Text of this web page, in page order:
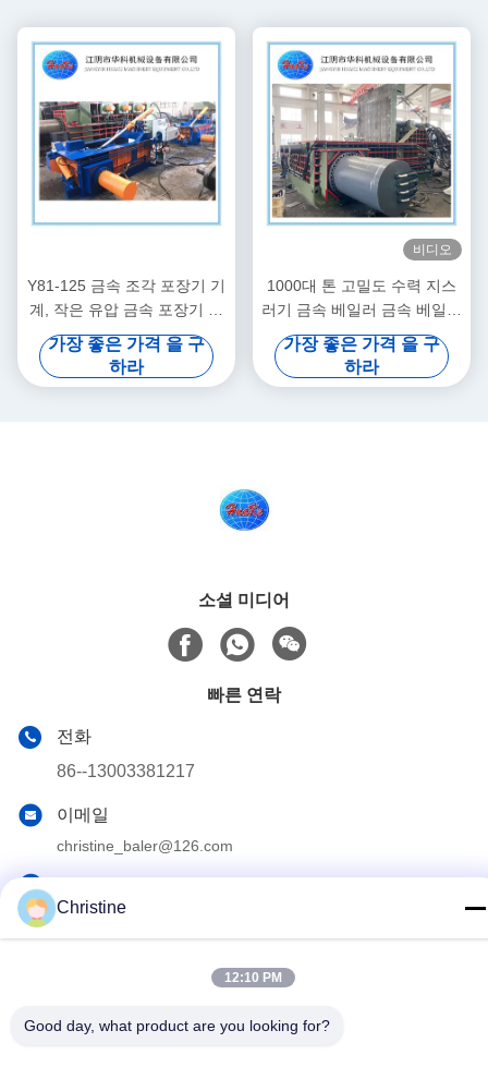
Y81-125 금속 조각 포장기 기
계, 작은 유압 금속 포장기 기
계
가장 좋은 가격 을 구
하라
비디오
1000대 톤 고밀도 수력 지스
러기 금속 베일러 금속 베일러
기계
가장 좋은 가격 을 구
하라
소셜 미디어
빠른 연락
전화
86--13003381217
이메일
christine_baler@126.com
No.53 Yungu Road,Changshou,Zhouzhuang Town,Jiangyin,
중국 좋은 품질 고철 포장기 기계 공급자. 저작권 2021-2026
Christine
12:10 PM
Good day, what product are you looking for?